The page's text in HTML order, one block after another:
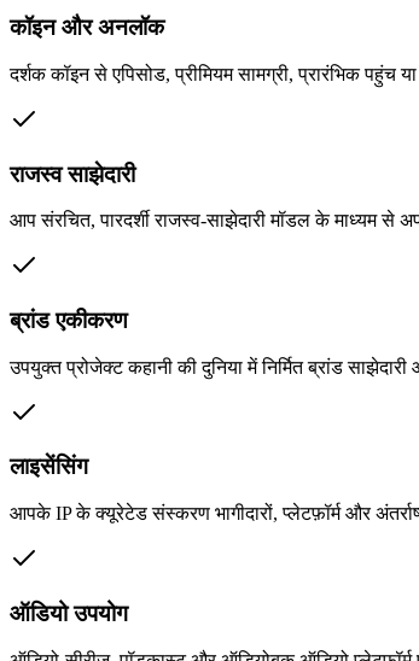
कॉइन और अनलॉक
दर्शक कॉइन से एपिसोड, प्रीमियम सामग्री, प्रारंभिक
राजस्व साझेदारी
आप संरचित, पारदर्शी राजस्व-साझेदारी मॉडल के माध्यम से
ब्रांड एकीकरण
उपयुक्त प्रोजेक्ट कहानी की दुनिया में निर्मित ब्रांड
लाइसेंसिंग
आपके IP के क्यूरेटेड संस्करण भागीदारों, प्लेटफ़ॉर्म और
ऑडियो उपयोग